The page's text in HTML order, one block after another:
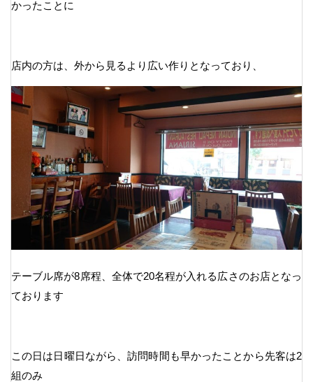
かったことに
店内の方は、外から見るより広い作りとなっており、
テーブル席が8席程、全体で20名程が入れる広さのお店となっ
ております
この日は日曜日ながら、訪問時間も早かったことから先客は2
組のみ